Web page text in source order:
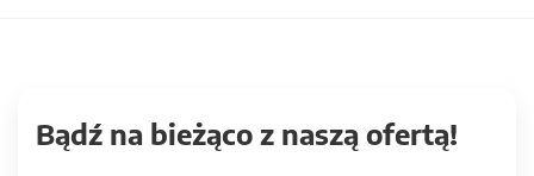
Bądź na bieżąco z naszą ofertą!